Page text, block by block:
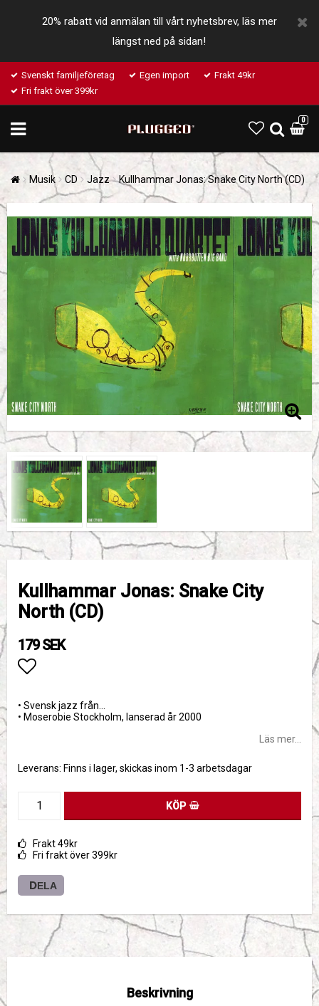
20% rabatt vid anmälan till vårt nyhetsbrev, läs mer
längst ned på sidan!
Svenskt familjeföretag Egen import
Frakt 49kr
Fri frakt över 399kr
0
Musik CD Jazz Kullhammar Jonas: Snake City North (CD)
Kullhammar Jonas: Snake City
North (CD)
179 SEK
• Svensk jazz från…
• Moserobie Stockholm, lanserad år 2000
Läs mer...
Leverans: Finns i lager, skickas inom 1-3 arbetsdagar
KÖP
Frakt 49kr
Fri frakt över 399kr
DELA
Beskrivning